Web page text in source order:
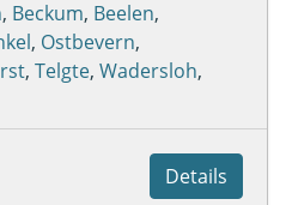
, Beckum, Beelen,
, Ostbevern,
, Telgte, Wadersloh,
Details